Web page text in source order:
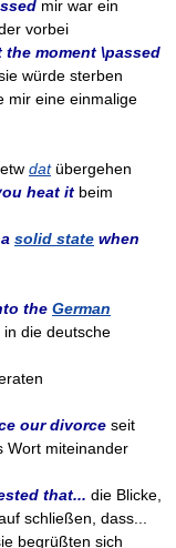
mir war ein
vorbei
moment \passed
würde sterben
mir eine einmalige
datübergehen
heat it beim
solid state when
the German
die deutsche
our divorce seit
Wort miteinander
that... die Blicke,
schließen, dass...
begrüßten sich